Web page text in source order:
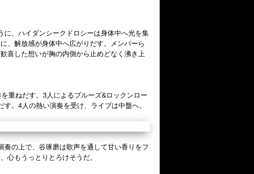
、ハイダンシークドロシーは身体中へ光を集
、解放感が身体中へ広がりだす。メンバーら
喜した想いが胸の内側から止めどなく沸き上
重ねだす。 3 人によるブルーズ&ロックンロー
。 4人の熱い演奏を受け、ライブは中盤へ。
の上で、谷琢磨は歌声を通して甘い香りをフ
心もうっとりとろけそうだ。